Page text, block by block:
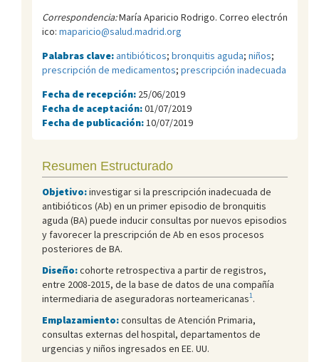
Correspondencia:María Aparicio Rodrigo. Correo electrón
ico: maparicio@salud.madrid.org
Palabras clave:antibióticos; bronquitis aguda; niños;
prescripción de medicamentos; prescripción inadecuada
Fecha de recepción: 25/06/2019
Fecha de aceptación:01/07/2019
Fecha de publicación: 10/07/2019
Resumen Estructurado
Objetivo:investigar si la prescripción inadecuada de
antibióticos (Ab) en un primer episodio de bronquitis
aguda (BA) puede inducir consultas por nuevos episodios
y favorecer la prescripción de Ab en esos procesos
posteriores de BA.
Diseño:cohorte retrospectiva a partir de registros,
entre 2008-2015, de la base de datos de una compañía
intermediaria de aseguradoras norteamericanas1.
Emplazamiento:consultas de Atención Primaria,
consultas externas del hospital, departamentos de
urgencias y niños ingresados en EE. UU.